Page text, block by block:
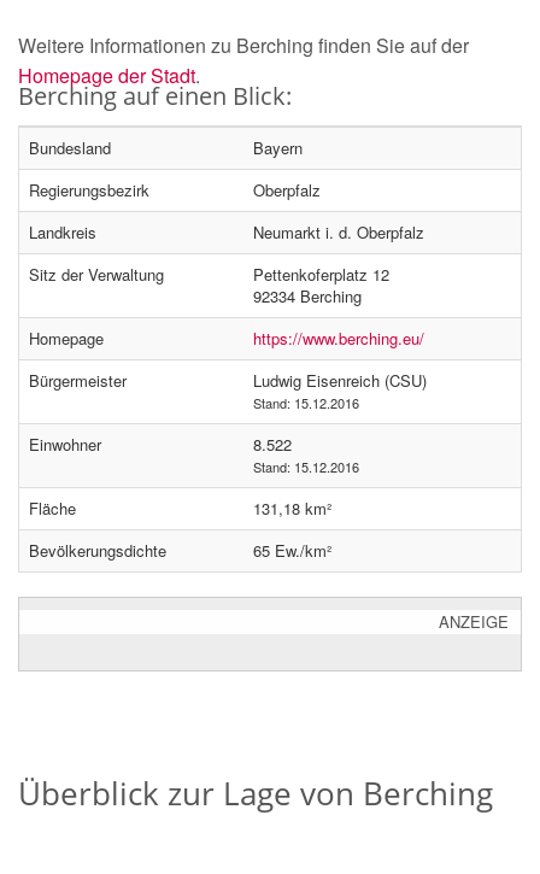
Weitere Informationen zu Berching finden Sie auf der
Homepage der Stadt.
Berching auf einen Blick:
Bundesland
Bayern
Regierungsbezirk
Oberpfalz
Landkreis
Neumarkt i. d. Oberpfalz
Sitz der Verwaltung
Pettenkoferplatz 12
92334 Berching
Homepage
https://www.berching.eu/
Bürgermeister
Ludwig Eisenreich (CSU)
Stand: 15.12.2016
Einwohner 8.522
Stand: 15.12.2016
Fläche
131,18 km²
Bevölkerungsdichte
65 Ew./km²
ANZEIGE
Überblick zur Lage von Berching